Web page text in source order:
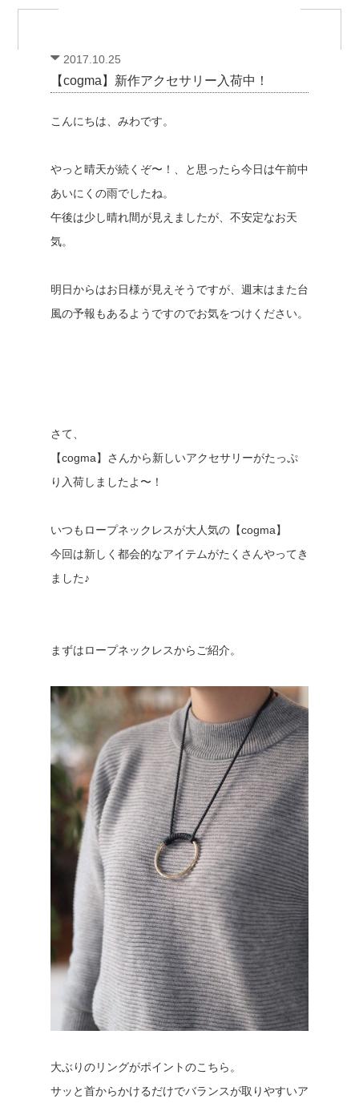
2017.10.25
【cogma】新作アクセサリー入荷中！
こんにちは、みわです。
やっと晴天が続くぞ〜！、と思ったら今日は午前中
あいにくの雨でしたね。
午後は少し晴れ間が見えましたが、不安定なお天
気。
明日からはお日様が見えそうですが、週末はまた台
風の予報もあるようですのでお気をつけください。
さて、
【cogma】さんから新しいアクセサリーがたっぷ
り入荷しましたよ〜！
いつもロープネックレスが大人気の【cogma】
今回は新しく都会的なアイテムがたくさんやってき
ました♪
まずはロープネックレスからご紹介。
大ぶりのリングがポイントのこちら。
サッと首からかけるだけでバランスが取りやすいア